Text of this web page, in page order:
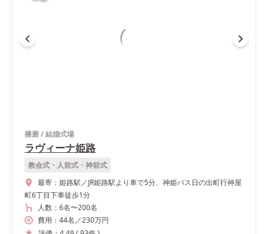
播磨/結婚式場
ラヴィーナ姫路
教会式・人前式・神前式
最寄： 姫路駅／JR姫路駅より車で5分、神姫バス日の出町行神屋
町6丁目下車徒歩1分
人数： 6名〜200名
費用： 44名 ／230万円